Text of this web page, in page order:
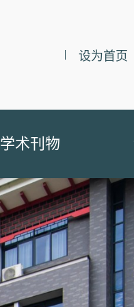
设为首页
学术刊物